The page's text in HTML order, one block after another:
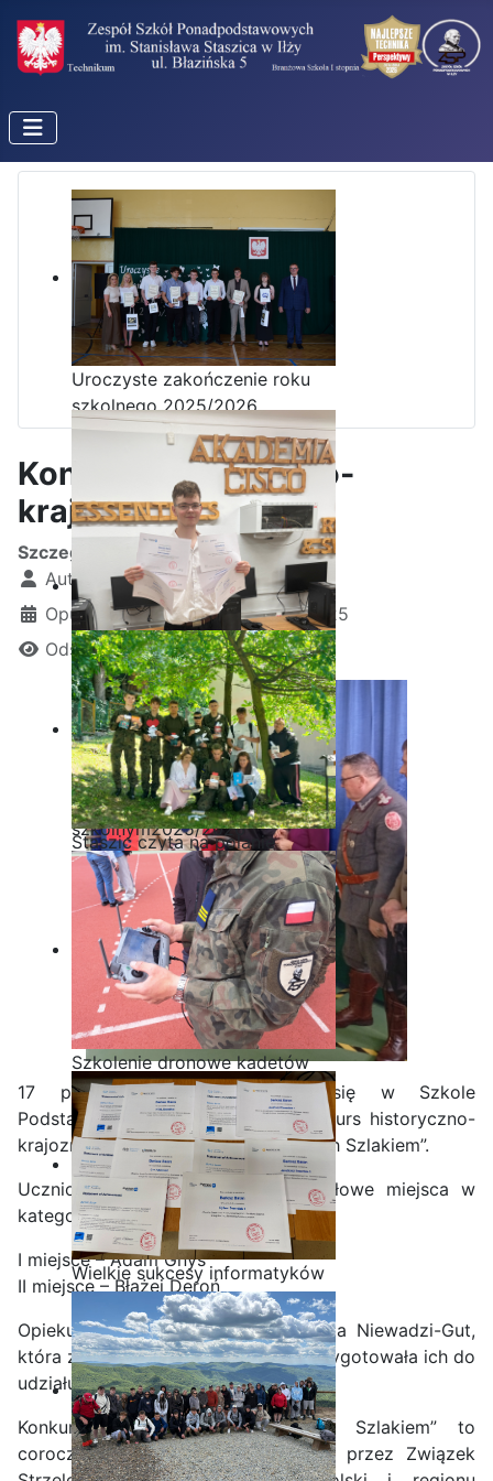
Uroczyste zakończenie roku
szkolnego 2025/2026
Ostatnia garść certyfikatów
Akademii CISCO w roku
szkolnym2025/2026
Staszic czyta na polanie
Szkolenie dronowe kadetów
OPW w Staszicu
Wielkie sukcesy informatyków
ze Staszica w Akademii
CISCO!
Konkurs historyczno-
krajoznawczy
Szczegóły
Autor:
Kamil Krosta
Opublikowano: 20 październik 2025
Odsłon: 1198
17 października 2025 odbył się w Szkole
Podstawowej nr.32 w Radomiu konkurs historyczno-
krajoznawczy„Starym Ojców Naszych Szlakiem”.
Uczniowie naszej szkoły zajęli czołowe miejsca w
kategorii szkół ponadpodstawowych:
I miejsce – Adam Gnys
II miejsce – Błażej Deroń
Opiekunem uczniów byłapani Renata Niewadzi-Gut,
która z wielkim zaangażowaniem przygotowała ich do
udziału w konkursie.
Konkurs„Starym Ojców Naszych Szlakiem” to
coroczne wydarzenie organizowane przez Związek